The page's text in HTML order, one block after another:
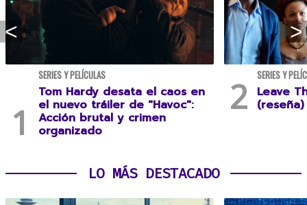
SERIES Y PELÍCULAS
Tom Hardy desata el caos en
el nuevo tráiler de "Havoc":
Acción brutal y crimen
organizado
SERIES Y
Leave
(reseña)
LO MÁS DESTACADO